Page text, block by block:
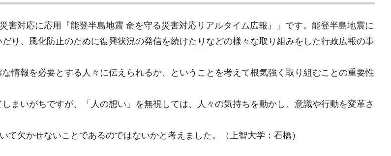
対応に応用『能登半島地震 命を守る災害対応リアルタイム広報』」です。能登半島地震に
り、風化防止のために復興状況の発信を続けたりなどの様々な取り組みをした行政広報の事
情報を必要とする人々に伝えられるか、ということを考えて根気強く取り組むことの重要性
まいがちですが、「人の想い」を無視しては、人々の気持ちを動かし、意識や行動を変革さ
欠かせないことであるのではないかと考えました。（上智大学：石橋）